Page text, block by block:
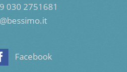
030 2751681
Facebook